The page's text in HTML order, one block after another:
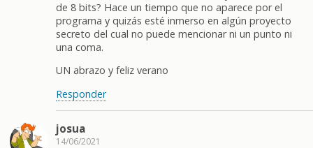
de 8 bits? Hace un tiempo que no aparece por el
programa y quizás esté inmerso en algún proyecto
secreto del cual no puede mencionar ni un punto ni
una coma.
UN abrazo y feliz verano
Responder
josua
14/06/2021